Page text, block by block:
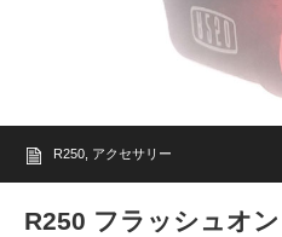
R250 アクセサリー
R250 フラッシュオ